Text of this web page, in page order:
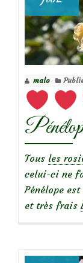
malo
Tous les
celui-ci ne
Pénélope
et très frais